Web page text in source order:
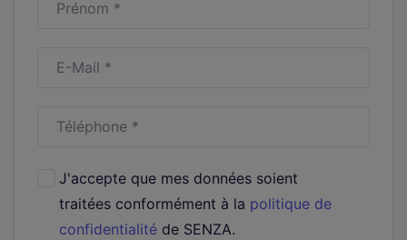
J'accepte que mes données soient
traitées conformément à la politique de
confidentialité de SENZA.